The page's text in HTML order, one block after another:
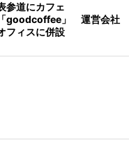
参道にカフェ
「goodcoffee」 運営会社
フィスに併設